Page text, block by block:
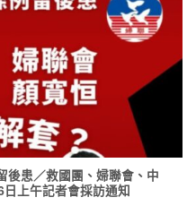
後患／救國團、婦聯會、中
上午記者會採訪通知